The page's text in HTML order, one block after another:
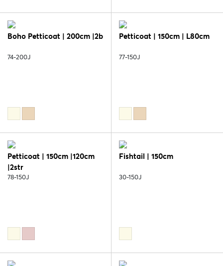
Boho Petticoat | 200cm |2b
74-200J
Petticoat | 150cm | L80cm
77-150J
Petticoat | 150cm |120cm
|2str
78-150J
Fishtail | 150cm
30-150J